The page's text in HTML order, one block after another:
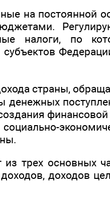
на постоянной
налоги, по
страны,
денежных
из трех основных
доходов